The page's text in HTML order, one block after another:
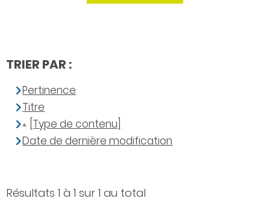
Résultats 1 à 1 sur 1 au total
TRIER PAR :
Pertinence
Titre
[Type de contenu]
Date de dernière modification